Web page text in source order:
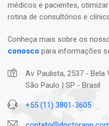
médicos e pacientes,
rotina de consultórios e
Conheça mais sobre os
conosco para informações
Av. Paulista, 2537 - Bela
São Paulo | SP - Brasil
+55 (11) 3801-3605